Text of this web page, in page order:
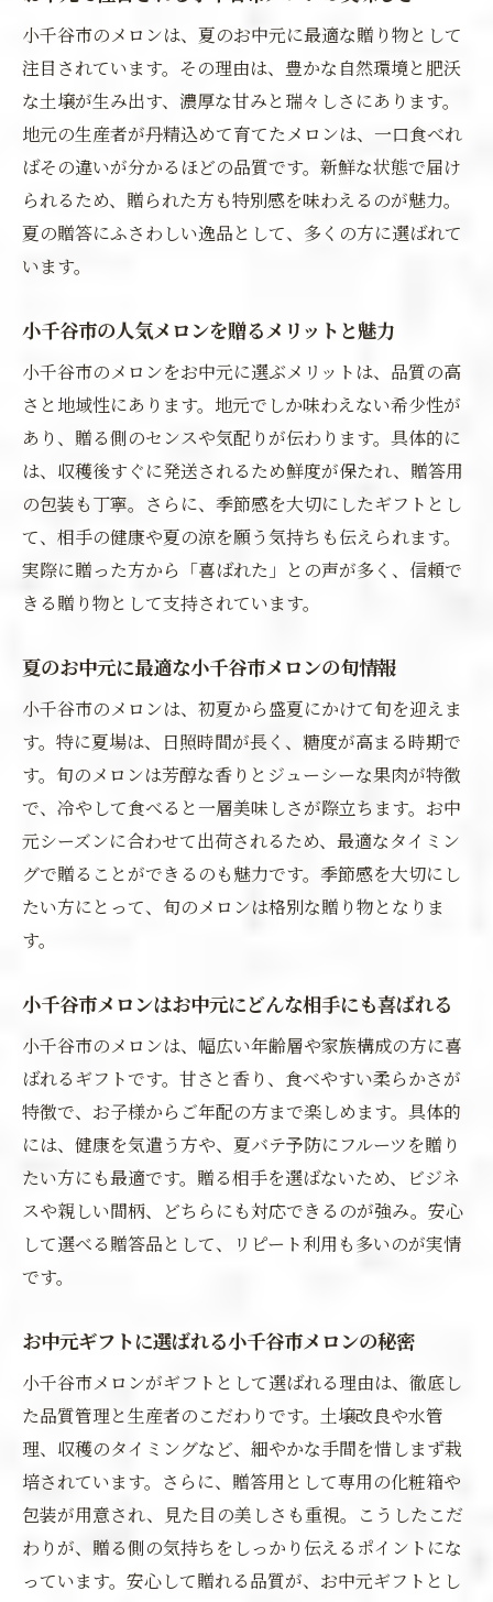
小千谷市のメロンは、夏のお中元に最適な贈り物として
注目されています。その理由は、豊かな自然環境と肥沃
な土壌が生み出す、濃厚な甘みと瑞々しさにあります。
地元の生産者が丹精込めて育てたメロンは、一口食べれ
ばその違いが分かるほどの品質です。新鮮な状態で届け
られるため、贈られた方も特別感を味わえるのが魅力。
夏の贈答にふさわしい逸品として、多くの方に選ばれて
います。
小千谷市の人気メロンを贈るメリットと魅力
小千谷市のメロンをお中元に選ぶメリットは、品質の高
さと地域性にあります。地元でしか味わえない希少性が
あり、贈る側のセンスや気配りが伝わります。具体的に
は、収穫後すぐに発送されるため鮮度が保たれ、贈答用
の包装も丁寧。さらに、季節感を大切にしたギフトとし
て、相手の健康や夏の涼を願う気持ちも伝えられます。
実際に贈った方から「喜ばれた」との声が多く、信頼で
きる贈り物として支持されています。
夏のお中元に最適な小千谷市メロンの旬情報
小千谷市のメロンは、初夏から盛夏にかけて旬を迎えま
す。特に夏場は、日照時間が長く、糖度が高まる時期で
す。旬のメロンは芳醇な香りとジューシーな果肉が特徴
で、冷やして食べると一層美味しさが際立ちます。お中
元シーズンに合わせて出荷されるため、最適なタイミン
グで贈ることができるのも魅力です。季節感を大切にし
たい方にとって、旬のメロンは格別な贈り物となりま
す。
小千谷市メロンはお中元にどんな相手にも喜ばれる
小千谷市のメロンは、幅広い年齢層や家族構成の方に喜
ばれるギフトです。甘さと香り、食べやすい柔らかさが
特徴で、お子様からご年配の方まで楽しめます。具体的
には、健康を気遣う方や、夏バテ予防にフルーツを贈り
たい方にも最適です。贈る相手を選ばないため、ビジネ
スや親しい間柄、どちらにも対応できるのが強み。安心
して選べる贈答品として、リピート利用も多いのが実情
です。
お中元ギフトに選ばれる小千谷市メロンの秘密
小千谷市メロンがギフトとして選ばれる理由は、徹底し
た品質管理と生産者のこだわりです。土壌改良や水管
理、収穫のタイミングなど、細やかな手間を惜しまず栽
培されています。さらに、贈答用として専用の化粧箱や
包装が用意され、見た目の美しさも重視。こうしたこだ
わりが、贈る側の気持ちをしっかり伝えるポイントにな
っています。安心して贈れる品質が、お中元ギフトとし